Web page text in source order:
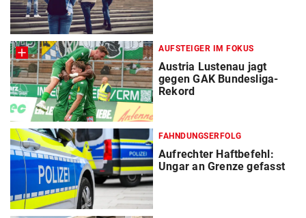
AUFSTEIGER IM FOKUS
Austria Lustenau jagt
gegen GAK Bundesliga-
Rekord
FAHNDUNGSERFOLG
Aufrechter Haftbefehl:
Ungar an Grenze gefasst